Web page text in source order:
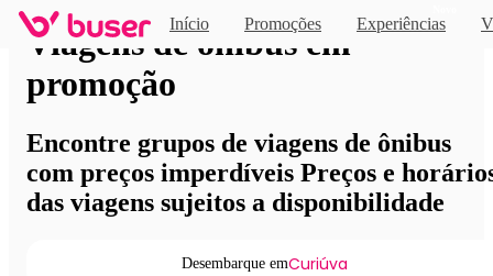
Início Promoções Experiências
Viagens de ônibus em
promoção
Encontre grupos de viagens de ônibus
com preços imperdíveis Preços e
das viagens sujeitos a disponibilidade
Desembarque emCuriúva